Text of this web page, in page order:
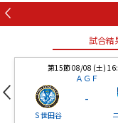
試合結
第15節 08/08 (土)
ＡＧＦ
Ｓ世田谷
-